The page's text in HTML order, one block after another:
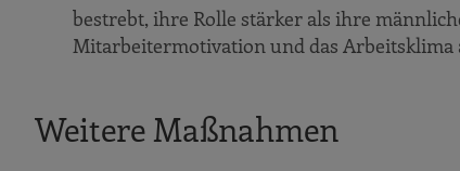
bestrebt, ihre Rolle stärker als ihre
Mitarbeitermotivation und das Arbeitsklima
Weitere Maßnahmen